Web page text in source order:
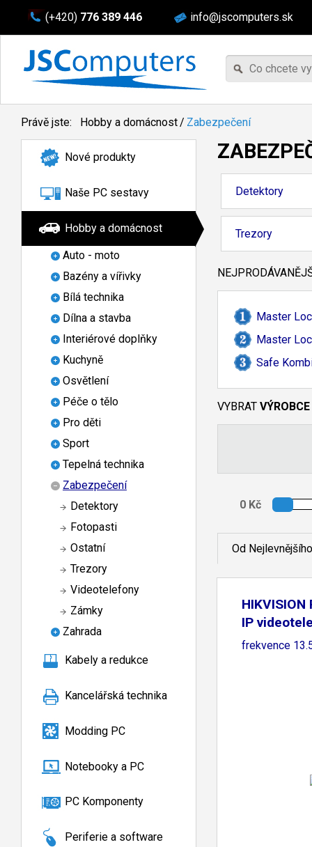
(+420) 776 389 446 info@jscomputers.sk
Právě jste: Hobby a domácnost/ Zabezpečení
Nové produkty
Naše PC sestavy
Hobby a domácnost
Auto - moto
Bazény a vířivky
Bílá technika
Dílna a stavba
Interiérové doplňky
Kuchyně
Osvětlení
Péče o tělo
Pro děti
Sport
Tepelná technika
Zabezpečení
Detektory
Fotopasti
Ostatní
Trezory
Videotelefony
Zámky
Zahrada
Kabely a redukce
Kancelářská technika
Modding PC
Notebooky a PC
PC Komponenty
Periferie a software
Detektory
Trezory
Master
Master
Safe
VYBRAT VÝROBCE
Od Nejlevnějšího
HIKVISION
IP
frekvence